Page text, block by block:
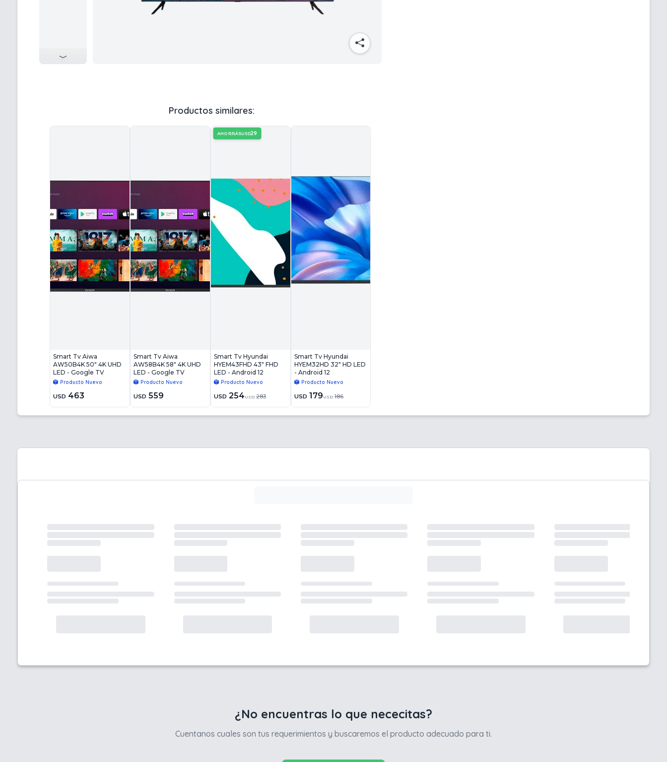
Productos similares:
Smart Tv Aiwa
AW50B4K 50" 4K UHD
LED - Google TV
Producto Nuevo
USD 463
Smart Tv Aiwa
AW58B4K 58" 4K UHD
LED - Google TV
Producto Nuevo
USD 559
AHORRÁSUSD29
Smart Tv Hyundai
HYEM43FHD 43" FHD
LED - Android 12
Producto Nuevo
USD 254 USD 283
Smart Tv Hyundai
HYEM32HD 32" HD LED
- Android 12
Producto Nuevo
USD 179 USD 186
¿No encuentras lo que nececitas?
Cuentanos cuales son tus requerimientos y buscaremos el producto adecuado para ti.